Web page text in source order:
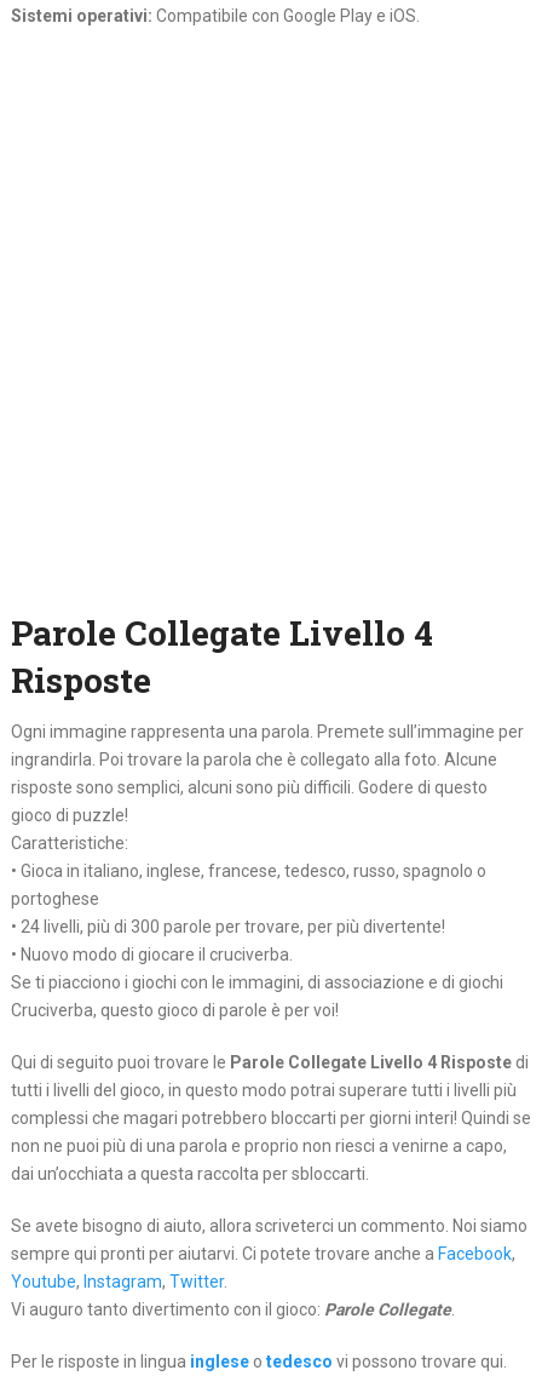
Sistemi operativi: Compatibile con Google Play e iOS.
Parole Collegate Livello 4
Risposte
Ogni immagine rappresenta una parola. Premete sull’immagine per
ingrandirla. Poi trovare la parola che è collegato alla foto. Alcune
risposte sono semplici, alcuni sono più difficili. Godere di questo
gioco di puzzle!
Caratteristiche:
• Gioca in italiano, inglese, francese, tedesco, russo, spagnolo o
portoghese
• 24 livelli, più di 300 parole per trovare, per più divertente!
• Nuovo modo di giocare il cruciverba.
Se ti piacciono i giochi con le immagini, di associazione e di giochi
Cruciverba, questo gioco di parole è per voi!
Qui di seguito puoi trovare le Parole Collegate Livello 4 Rispostedi
tutti i livelli del gioco, in questo modo potrai superare tutti i livelli più
complessi che magari potrebbero bloccarti per giorni interi! Quindi se
non ne puoi più di una parola e proprio non riesci a venirne a capo,
dai un’occhiata a questa raccolta per sbloccarti.
Se avete bisogno di aiuto, allora scriveterci un commento. Noi siamo
sempre qui pronti per aiutarvi. Ci potete trovare anche a Facebook,
Youtube, Instagram, Twitter.
Vi auguro tanto divertimento con il gioco: Parole Collegate.
Per le risposte in lingua ingleseo tedesco vi possono trovare qui.